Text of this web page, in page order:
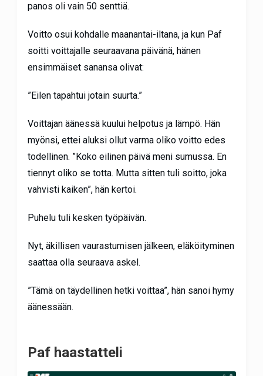
panos oli vain 50 senttiä.
Voitto osui kohdalle maanantai-iltana, ja kun Paf
soitti voittajalle seuraavana päivänä, hänen
ensimmäiset sanansa olivat:
”Eilen tapahtui jotain suurta.”
Voittajan äänessä kuului helpotus ja lämpö. Hän
myönsi, ettei aluksi ollut varma oliko voitto edes
todellinen. ”Koko eilinen päivä meni sumussa. En
tiennyt oliko se totta. Mutta sitten tuli soitto, joka
vahvisti kaiken”, hän kertoi.
Puhelu tuli kesken työpäivän.
Nyt, äkillisen vaurastumisen jälkeen, eläköityminen
saattaa olla seuraava askel.
”Tämä on täydellinen hetki voittaa”, hän sanoi hymy
äänessään.
Paf haastatteli